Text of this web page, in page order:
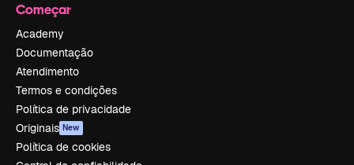
Começar
Academy
Documentação
Atendimento
Termos e condições
Política de privacidade
Originais New
Política de cookies